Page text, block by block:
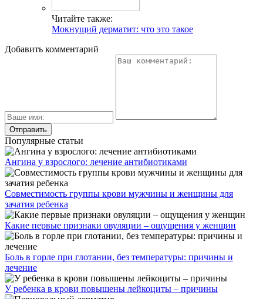
Читайте также:
Мокнущий дерматит: что это такое
Добавить комментарий
Популярные статьи
Ангина у взрослого: лечение антибиотиками
Совместимость группы крови мужчины и женщины для
зачатия ребенка
Какие первые признаки овуляции – ощущения у женщин
Боль в горле при глотании, без температуры: причины и
лечение
У ребенка в крови повышены лейкоциты – причины